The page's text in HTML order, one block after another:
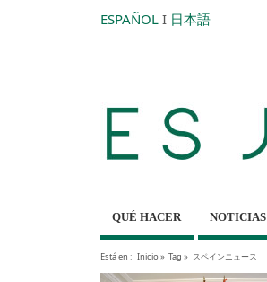
ESPAÑOL I 日本語
QUÉ HACER NOTICIAS
Está en : Inicio» Tag » スペインニュース